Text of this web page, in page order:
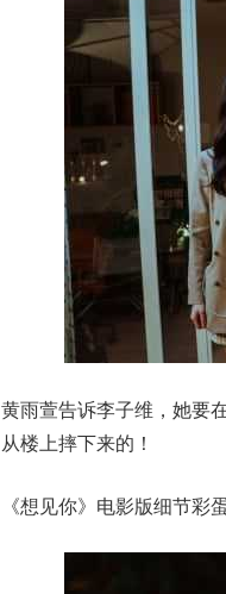
黄雨萱告诉李子维，她要
从楼上摔下来的！
《想见你》电影版细节彩